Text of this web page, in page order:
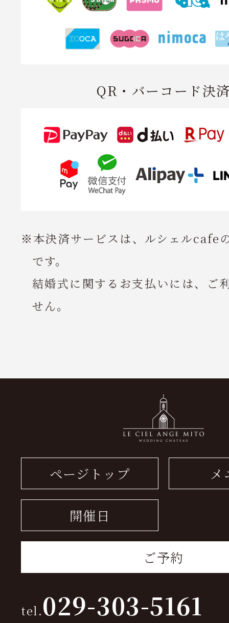
QR・バーコード決
※本決済サービスは、ルシェルcafe
です。
結婚式に関するお支払いには、ご
せん。
ページトップ メ
開催日
ご予約
tel.029-303-5161